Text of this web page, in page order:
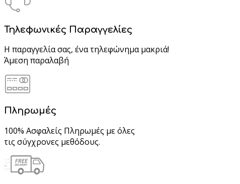
Τηλεφωνικές Παραγγελίες
Η παραγγελία σας, ένα τηλεφώνημα μακριά!
Άμεση παραλαβή
Πληρωμές
100% Ασφαλείς Πληρωμές με όλες
τις σύγχρονες μεθόδους.